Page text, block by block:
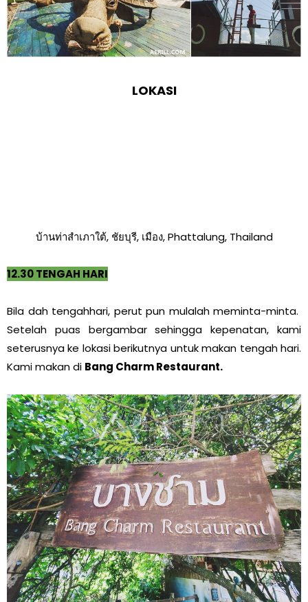
LOKASI
บ้านท่าสำเภาใต้, ชัยบุรี, เมือง, Phattalung, Thailand
12.30 TENGAH HARI
Bila dah tengahhari, perut pun mulalah meminta-minta.
Setelah puas bergambar sehingga kepenatan, kami
seterusnya ke lokasi berikutnya untuk makan tengah hari.
Kami makan di Bang Charm Restaurant.